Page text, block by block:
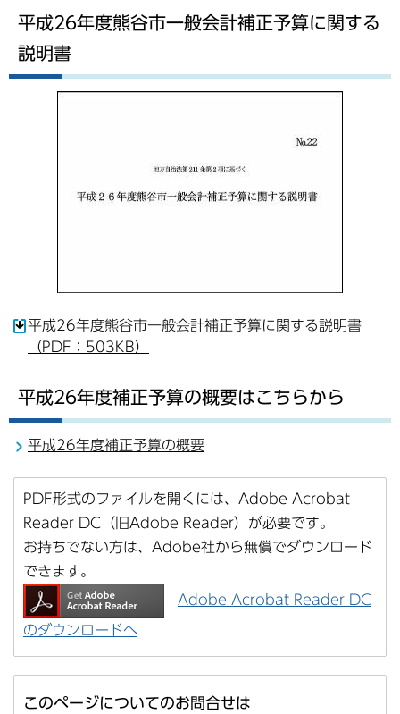
平成26年度熊谷市一般会計補正予算に関する
説明書
平成26年度熊谷市一般会計補正予算に関する説明書
（PDF：503KB）
平成26年度補正予算の概要はこちらから
平成26年度補正予算の概要
PDF形式のファイルを開くには、Adobe Acrobat
Reader DC（旧Adobe Reader）が必要です。
お持ちでない方は、Adobe社から無償でダウンロード
できます。
Adobe Acrobat Reader DC
のダウンロードへ
このページについてのお問合せは